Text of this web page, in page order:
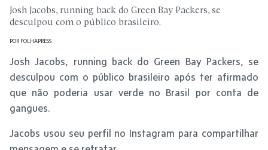
Josh Jacobs, running back do Green Bay Packers, se
desculpou com o público brasileiro.
POR FOLHAPRESS
Josh Jacobs, running back do Green Bay Packers, se
desculpou com o público brasileiro após ter afirmado
que não poderia usar verde no Brasil por conta de
gangues.
Jacobs usou seu perfil no Instagram para compartilhar